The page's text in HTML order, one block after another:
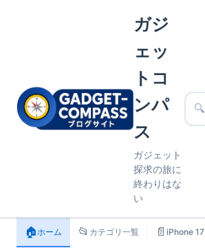
ガジ
ェッ
トコ
ンパ
ス
ガジェット
探求の旅に
終わりはな
い
🔍
🏠ホーム 📂 カテゴリ一覧 📄 iPhone 17